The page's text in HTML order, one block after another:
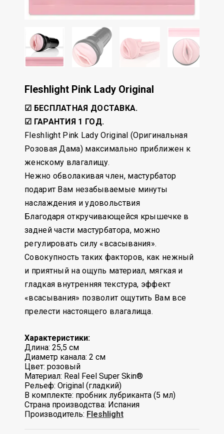
Fleshlight Pink Lady Original
☑ БЕСПЛАТНАЯ ДОСТАВКА.
☑ ГАРАНТИЯ 1 ГОД.
Fleshlight Pink Lady Original (Оригинальная
Розовая Дама) максимально приближен к
женскому влагалищу.
Нежно обволакивая член, мастурбатор
подарит Вам незабываемые минуты
наслаждения и удовольствия
Благодаря откручивающейся крышечке в
задней части мастурбатора, можно
регулировать силу «всасывания».
Совокупность таких факторов, как нежный
и приятный на ощупь материал, мягкая и
гладкая внутренняя текстура, эффект
«всасывания» позволит ощутить Вам все
прелести настоящего влагалища.
Характеристики:
Длина: 25,5 см
Диаметр канала: 2 см
Цвет: розовый
Материал: Real Feel Super Skin®
Рельеф: Original (гладкий)
В комплекте: пробник лубриканта (5 мл)
Страна производства: Испания
Производитель: Fleshlight